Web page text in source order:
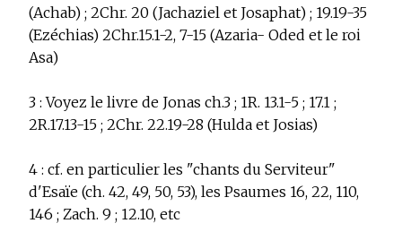
(Achab) ; 2Chr. 20 (Jachaziel et Josaphat) ; 19.19-35
(Ezéchias) 2Chr.15.1-2, 7-15 (Azaria- Oded et le roi
Asa)
3 : Voyez le livre de Jonas ch.3 ; 1R. 13.1-5 ; 17.1 ;
2R.17.13-15 ; 2Chr. 22.19-28 (Hulda et Josias)
4 : cf. en particulier les "chants du Serviteur"
d'Esaïe (ch. 42, 49, 50, 53), les Psaumes 16, 22, 110,
146 ; Zach. 9 ; 12.10, etc